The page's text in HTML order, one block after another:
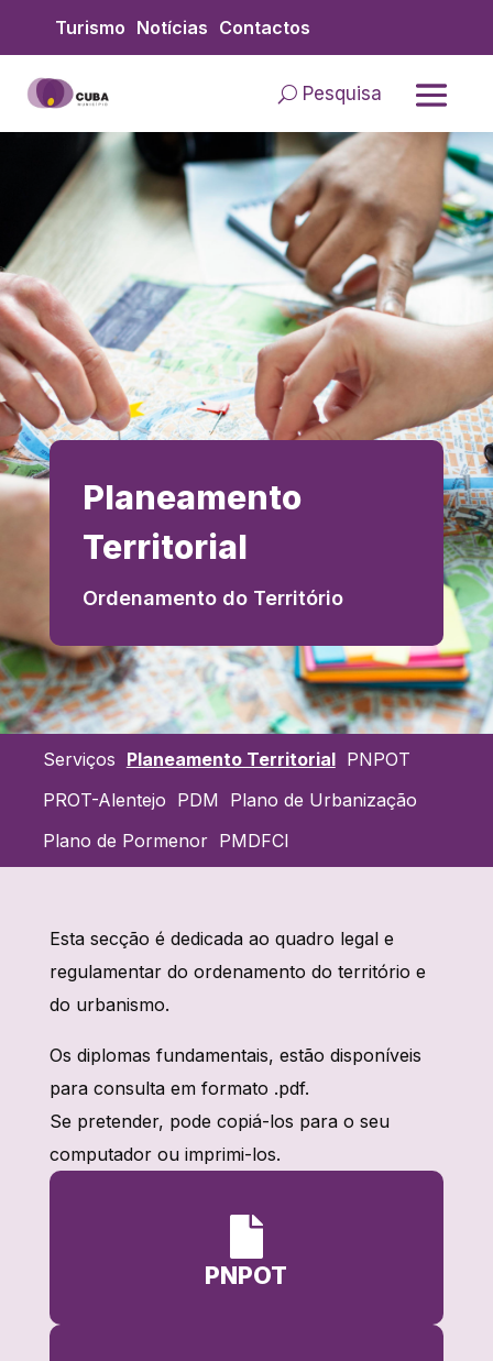
Skip to content
Turismo Notícias Contactos
Pesquisa
Planeamento
Territorial
Ordenamento do Território
Serviços Planeamento Territorial PNPOT
PROT-Alentejo PDM
Plano de Urbanização
Plano de Pormenor PMDFCI
Esta secção é dedicada ao quadro legal e
regulamentar do ordenamento do território e
do urbanismo.
Os diplomas fundamentais, estão disponíveis
para consulta em formato .pdf.
Se pretender, pode copiá-los para o seu
computador ou imprimi-los.

PNPOT